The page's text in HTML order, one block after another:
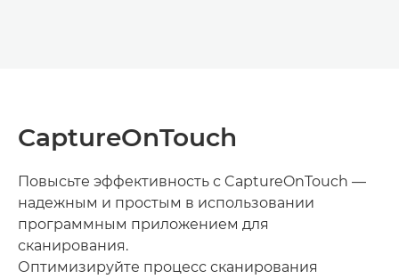
CaptureOnTouch
Повысьте эффективность с CaptureOnTouch —
надежным и простым в использовании
программным приложением для
сканирования.
Оптимизируйте процесс сканирования